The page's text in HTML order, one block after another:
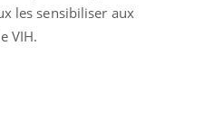
les sensibiliser aux
VIH.